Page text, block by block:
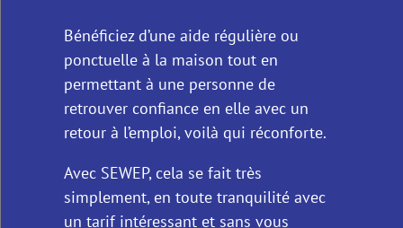
Bénéficiez d’une aide régulière ou
ponctuelle à la maison tout en
permettant à une personne de
retrouver confiance en elle avec un
retour à l’emploi, voilà qui réconforte.
Avec SEWEP, cela se fait très
simplement, en toute tranquilité avec
un tarif intéressant et sans vous